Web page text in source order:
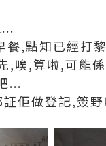
餐,點知已經打
,唉,算啦,可能
...
佢做登記,簽